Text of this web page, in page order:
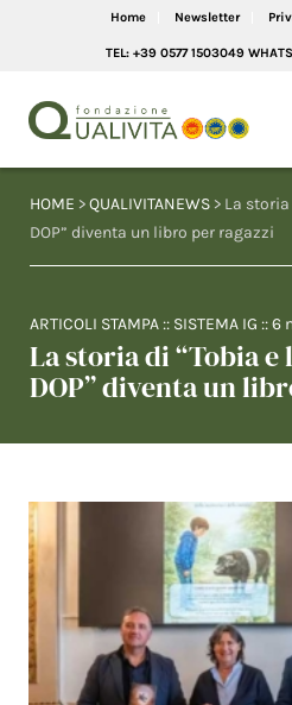
Home Newsletter
TEL: +39 0577 1503049
HOME >QUALIVITANEWS > La
DOP” diventa un libro per ragazzi
ARTICOLI STAMPA :: SISTEMA IG ::6
La storia di “Tobia e
DOP” diventa un